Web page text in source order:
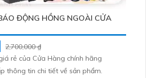
ĐỘNG HỒNG NGOÀI CỬA
2,700,000 ₫
rẻ của Cửa Hàng chính hãng
thông tin chi tiết về sản phẩm.